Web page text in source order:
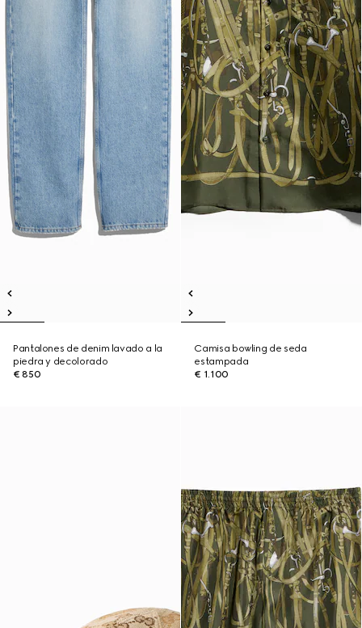
Pantalones de denim lavado a la
piedra y decolorado
€ 850
Camisa bowling de seda
estampada
€ 1.100